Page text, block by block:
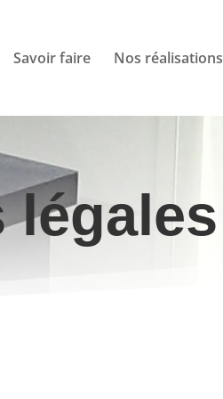
Savoir faire Nos réalisations
légales